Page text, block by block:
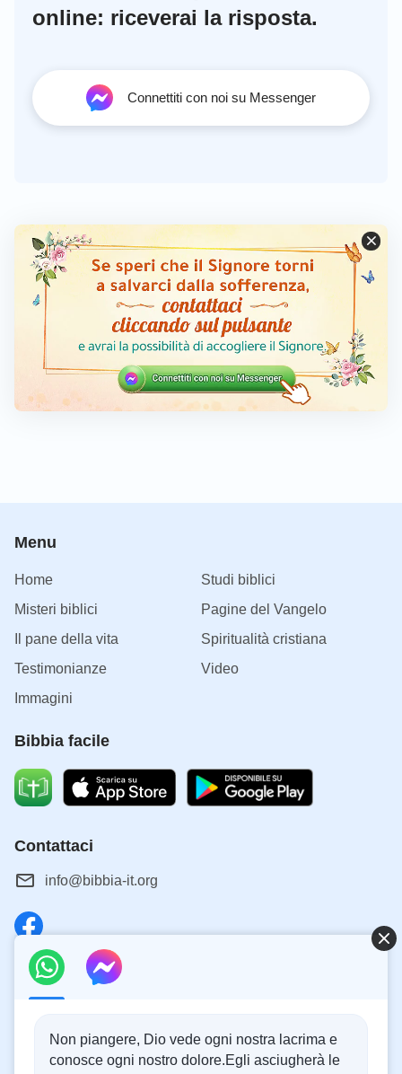
online: riceverai la risposta.
Connettiti con noi su Messenger
Menu
Home
Studi biblici
Misteri biblici
Pagine del Vangelo
Il pane della vita
Spiritualità cristiana
Testimonianze
Video
Immagini
Bibbia facile
Contattaci
info@bibbia-it.org
Catechismo Online
Abbiamo 24 ore, cioè 1440 minuti al giorno. Ti piacerebbe
da avvicinarti a Lui?
Non piangere, Dio vede ogni nostra lacrima e
conosce ogni nostro dolore.Egli asciugherà le